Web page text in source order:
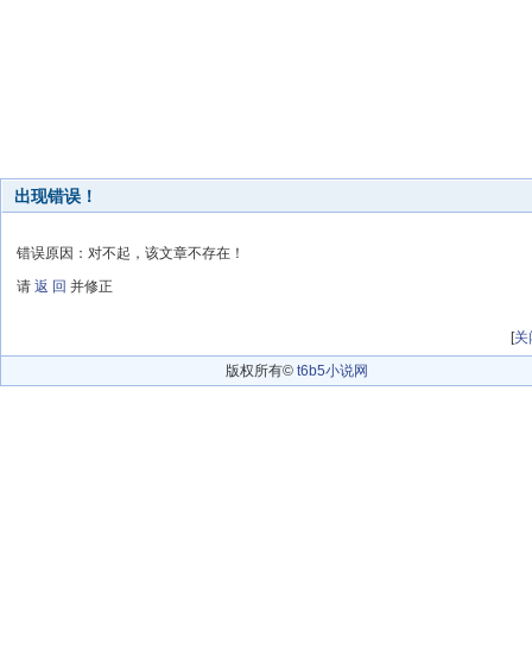
出现错误！
错误原因：对不起，该文章不存在！
请 返 回 并修正
[关
版权所有© t6b5小说网